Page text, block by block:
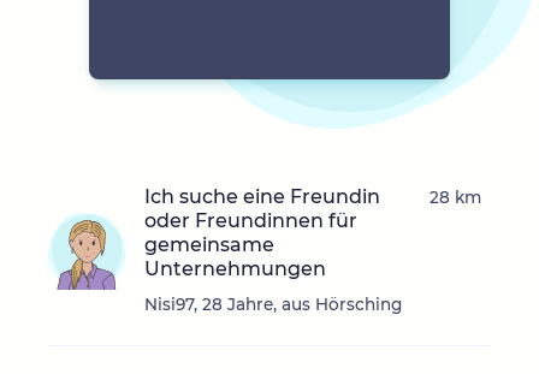
Ich suche eine Freundin
oder Freundinnen für
gemeinsame
Unternehmungen
Nisi97, 28 Jahre, aus Hörsching
28 km